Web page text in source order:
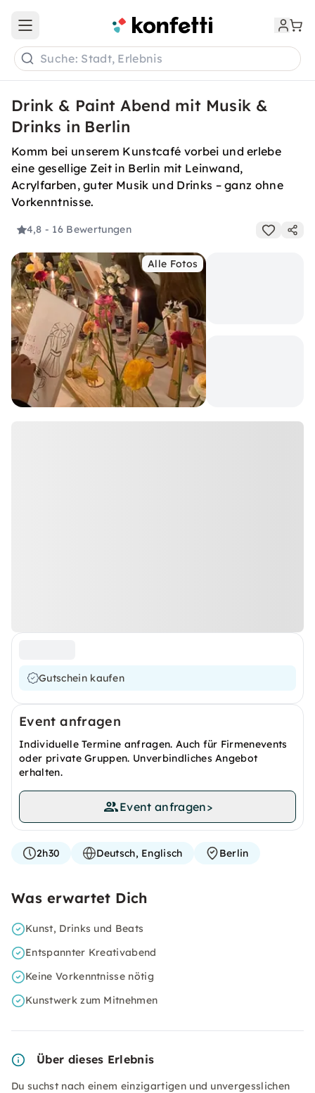
Open main menu
Suche: Stadt, Erlebnis
Drink & Paint Abend mit Musik &
Drinks in Berlin
Komm bei unserem Kunstcafé vorbei und erlebe
eine gesellige Zeit in Berlin mit Leinwand,
Acrylfarben, guter Musik und Drinks – ganz ohne
Vorkenntnisse.
4,8 - 16 Bewertungen
Alle Fotos
Gutschein kaufen
Event anfragen
Individuelle Termine anfragen. Auch für Firmenevents
oder private Gruppen. Unverbindliches Angebot
erhalten.
Event anfragen>
2h30 Deutsch, Englisch Berlin
Was erwartet Dich
Kunst, Drinks und Beats
Entspannter Kreativabend
Keine Vorkenntnisse nötig
Kunstwerk zum Mitnehmen
Über dieses Erlebnis
Du suchst nach einem einzigartigen und unvergesslichen